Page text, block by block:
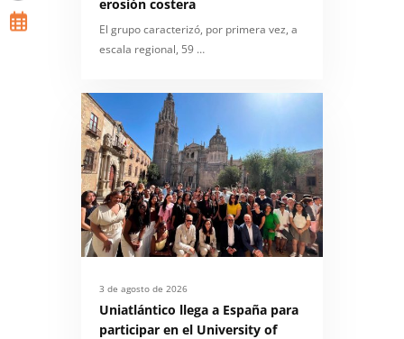
erosión costera
El grupo caracterizó, por primera vez, a
escala regional, 59 …
3 de agosto de 2026
Uniatlántico llega a España para
participar en el University of